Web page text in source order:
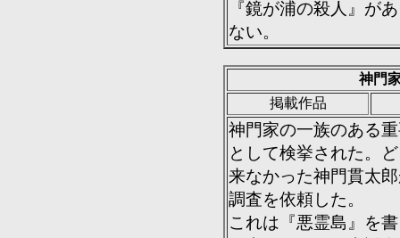
『鏡が浦の殺人』が
ない。
神門
掲載作品
神門家の一族のある
として検挙された。
来なかった神門貫太
調査を依頼した。
これは『悪霊島』を